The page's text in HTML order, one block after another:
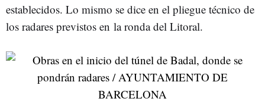
establecidos. Lo mismo se dice en el pliegue técnico de
los radares previstos en la ronda del Litoral.